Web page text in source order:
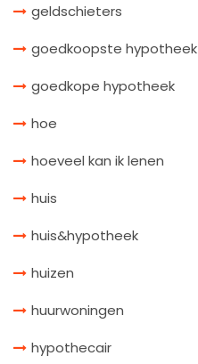
geldschieters
goedkoopste hypotheek
goedkope hypotheek
hoe
hoeveel kan ik lenen
huis
huis&hypotheek
huizen
huurwoningen
hypothecair